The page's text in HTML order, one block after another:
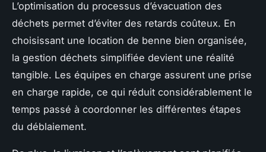
L’optimisation du processus d’évacuation des
déchets permet d’éviter des retards coûteux. En
choisissant une location de benne bien organisée,
la gestion déchets simplifiée devient une réalité
tangible. Les équipes en charge assurent une prise
en charge rapide, ce qui réduit considérablement le
temps passé à coordonner les différentes étapes
du déblaiement.